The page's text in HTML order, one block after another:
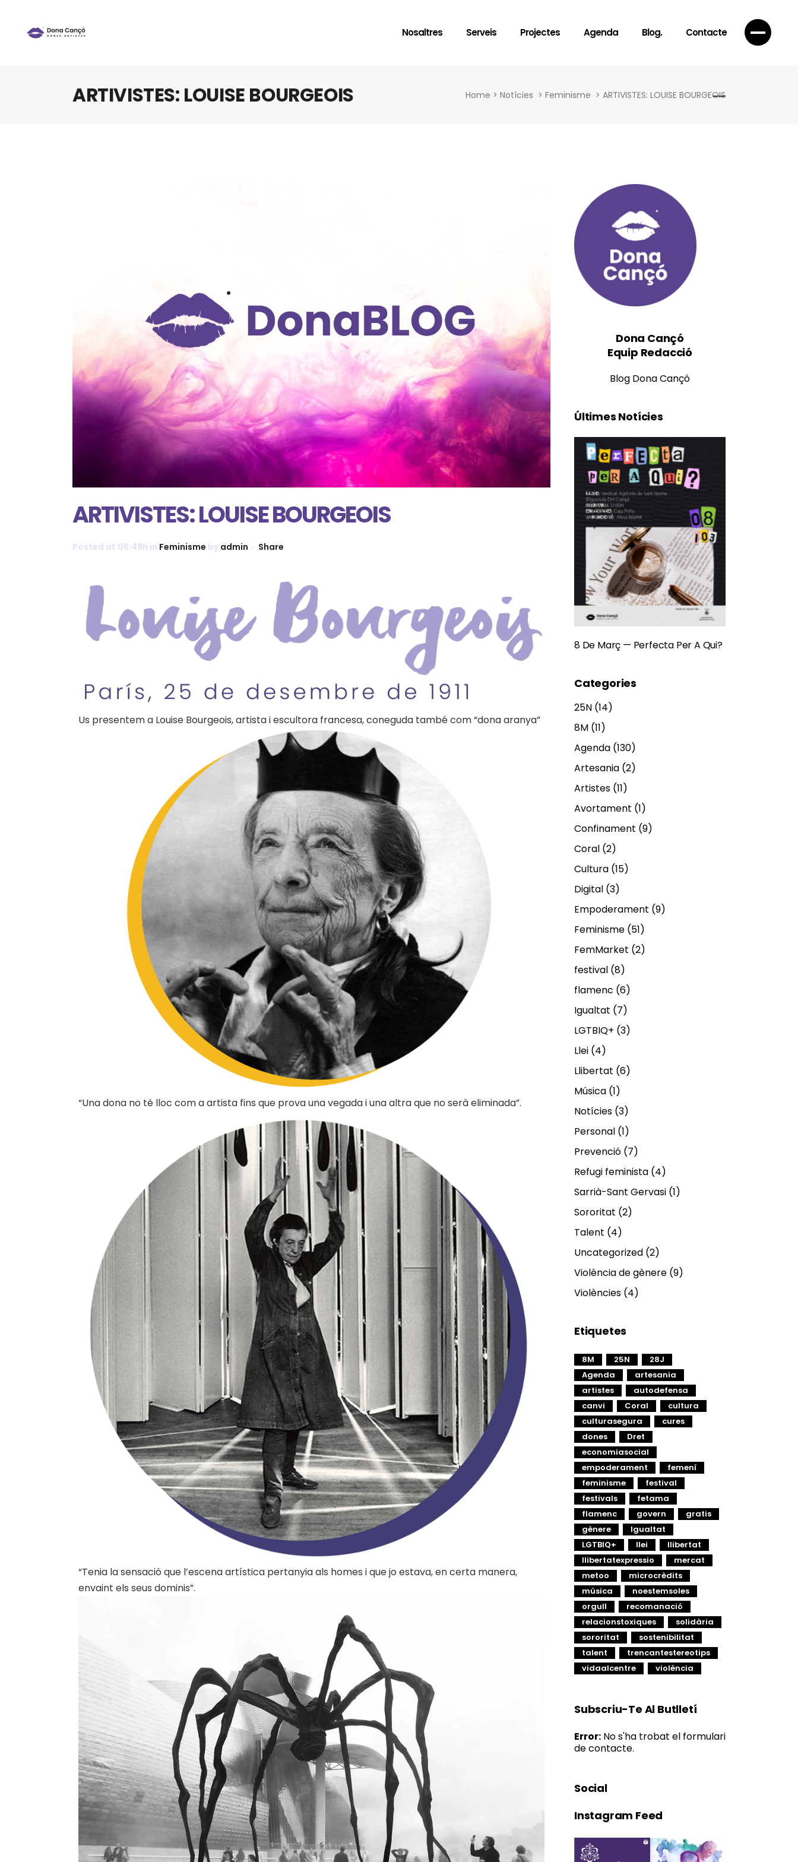
Nosaltres Serveis Projectes Agenda Blog. Contacte
ARTIVISTES: LOUISE BOURGEOIS Home > Notícies > Feminisme > ARTIVISTES: LOUISE BOURGEOIS
ARTIVISTES: LOUISE BOURGEOIS
Posted at 06:48h in Feminisme by admin Share
Us presentem a Louise Bourgeois, artista i escultora francesa, coneguda també com “dona aranya”
“Una dona no té lloc com a artista fins que prova una vegada i una altra que no serà eliminada”.
“Tenia la sensació que l’escena artística pertanyia als homes i que jo estava, en certa manera,
envaint els seus dominis”.
Dona Cançó
Equip Redacció
Blog Dona Cançó
Últimes Notícies
8 De Març — Perfecta Per A Qui?
Categories
25N (14)
8M (11)
Agenda (130)
Artesania (2)
Artistes (11)
Avortament (1)
Confinament (9)
Coral (2)
Cultura (15)
Digital (3)
Empoderament (9)
Feminisme (51)
FemMarket (2)
festival (8)
flamenc (6)
Igualtat (7)
LGTBIQ+ (3)
Llei (4)
Llibertat (6)
Música (1)
Notícies (3)
Personal (1)
Prevenció (7)
Refugi feminista (4)
Sarrià-Sant Gervasi (1)
Sororitat (2)
Talent (4)
Uncategorized (2)
Violència de gènere (9)
Violències (4)
Etiquetes
8M 25N
28J
Agenda
artesania
artistes
autodefensa
canvi
Coral
cultura
culturasegura
cures
dones
Dret
economiasocial
empoderament
femení
feminisme
festival
festivals
fetama
flamenc
govern
gratis
gènere
Igualtat
LGTBIQ+
llei
llibertat
llibertatexpressio
mercat
metoo
microcrèdits
música
noestemsoles
orgull
recomanació
relacionstoxiques
solidària
sororitat
sostenibilitat
talent
trencantestereotips
vidaalcentre
violència
Subscriu-Te Al Butlletí
Error: No s'ha trobat el formulari
de contacte.
Social
Instagram Feed